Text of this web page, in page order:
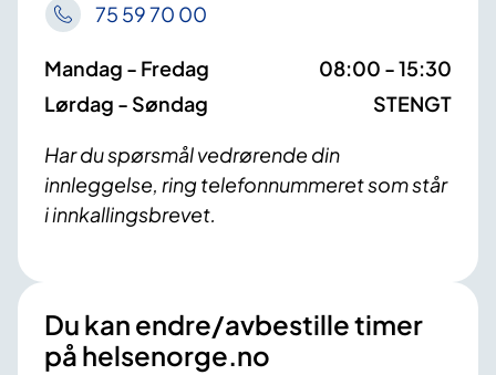
75 59 70 00
Mandag - Fredag
08:00 - 15:30
Lørdag - Søndag
STENGT
Har du spørsmål vedrørende din
innleggelse, ring telefonnummeret som står
i innkallingsbrevet.
Du kan endre/avbestille timer
på helsenorge.no